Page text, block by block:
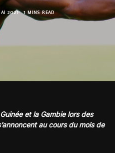
2021 1 MINS READ
et la Gambie lors des
au cours du mois de